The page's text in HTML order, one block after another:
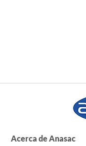
Acerca de Anasac